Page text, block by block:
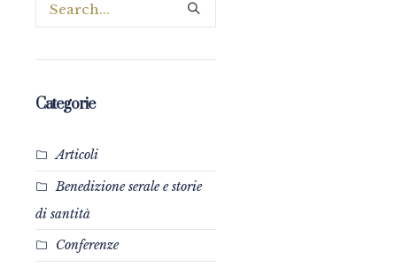
Categorie
Articoli
Benedizione serale e storie
di santità
Conferenze